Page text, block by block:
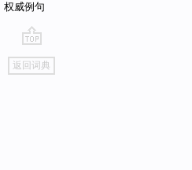
权威例句
go
top
返回词典